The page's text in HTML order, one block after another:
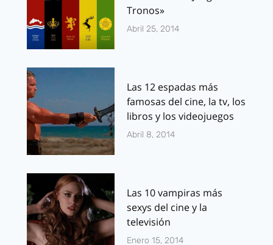
Tronos»
Abril 25, 2014
Las 12 espadas más
famosas del cine, la tv, los
libros y los videojuegos
Abril 8, 2014
Las 10 vampiras más
sexys del cine y la
televisión
Enero 15, 2014